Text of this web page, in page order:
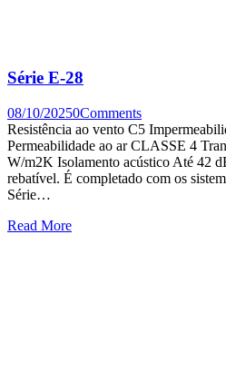
Série E-28
08/10/20250Comments
Resistência ao vento C5
Permeabilidade ao ar CLASSE 4
W/m2K Isolamento acústico Até 42
rebatível. É completado com os
Série…
Read More